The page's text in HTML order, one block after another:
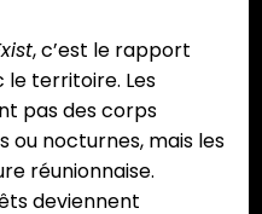
, c’est le rapport
le territoire. Les
pas des corps
ou nocturnes, mais les
réunionnaise.
deviennent